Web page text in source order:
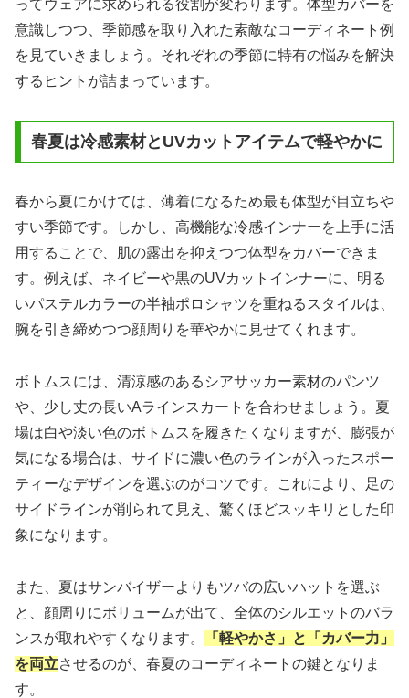
ってウェアに求められる役割が変わります。体型カバーを
意識しつつ、季節感を取り入れた素敵なコーディネート例
を見ていきましょう。それぞれの季節に特有の悩みを解決
するヒントが詰まっています。
春夏は冷感素材とUVカットアイテムで軽やかに
春から夏にかけては、薄着になるため最も体型が目立ちや
すい季節です。しかし、高機能な冷感インナーを上手に活
用することで、肌の露出を抑えつつ体型をカバーできま
す。例えば、ネイビーや黒のUVカットインナーに、明る
いパステルカラーの半袖ポロシャツを重ねるスタイルは、
腕を引き締めつつ顔周りを華やかに見せてくれます。
ボトムスには、清涼感のあるシアサッカー素材のパンツ
や、少し丈の長いAラインスカートを合わせましょう。夏
場は白や淡い色のボトムスを履きたくなりますが、膨張が
気になる場合は、サイドに濃い色のラインが入ったスポー
ティーなデザインを選ぶのがコツです。これにより、足の
サイドラインが削られて見え、驚くほどスッキリとした印
象になります。
また、夏はサンバイザーよりもツバの広いハットを選ぶ
と、顔周りにボリュームが出て、全体のシルエットのバラ
ンスが取れやすくなります。
「軽やかさ」と「カバー力」
を両立させるのが、春夏のコーディネートの鍵となりま
す。